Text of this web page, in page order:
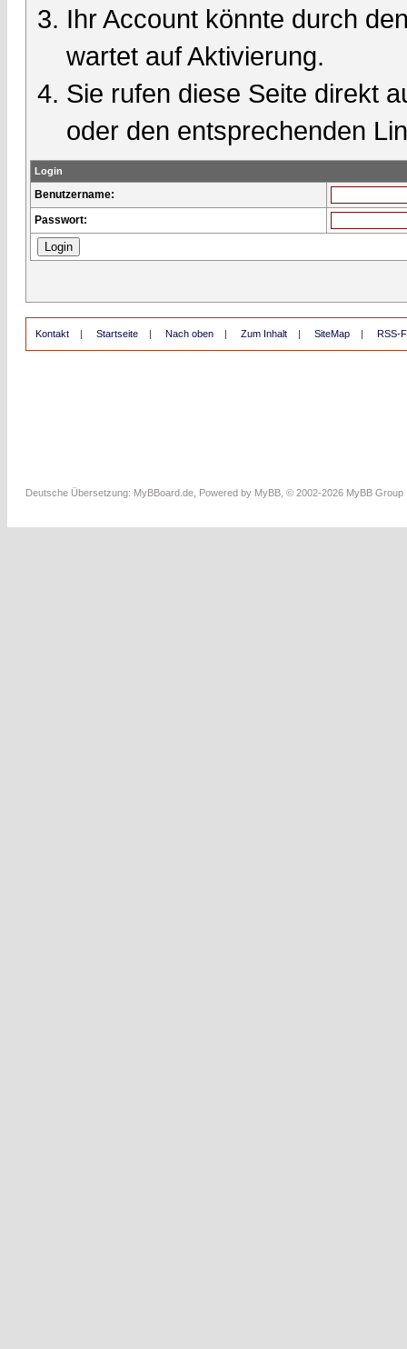
Ihr Account könnte durch
wartet auf Aktivierung.
Sie rufen diese Seite direkt
oder den entsprechenden
Login
Benutzername:
Passwort:
Kontakt | Startseite | Nach oben | Zum Inhalt | SiteMap | RSS-
Deutsche Übersetzung: MyBBoard.de , Powered by MyBB , © 2002-2026 MyBB Group